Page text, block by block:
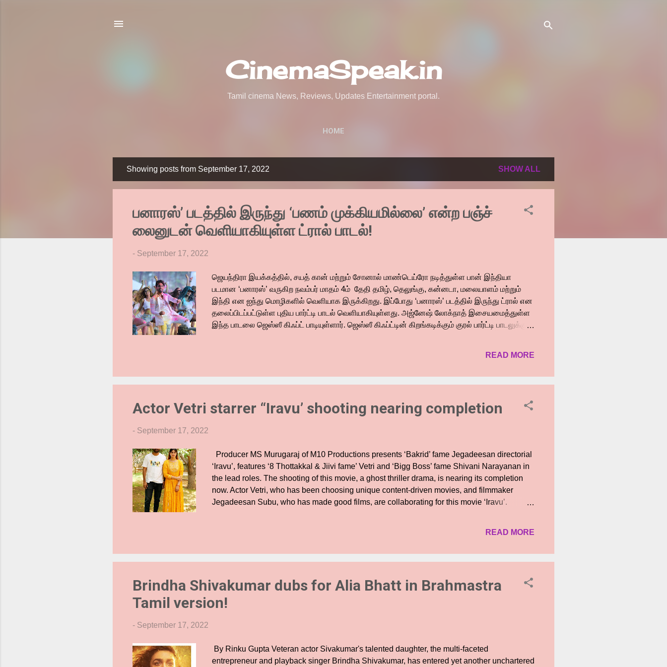
CinemaSpeak.in
Tamil cinema News, Reviews, Updates Entertainment portal.
HOME
o
Showing posts from September 17, 2022 SHOW ALL
பனாரஸ்’ படத்தில் இருந்து ‘பணம் முக்கியமில்லை’ என்ற பஞ்ச்
லைனுடன் வெளியாகியுள்ள ட்ரால் பாடல்!
- September 17, 2022
ஜெயந்திரா இயக்கத்தில், சயத் கான் மற்றும் சோனால் மாண்டெய்ரோ நடித்துள்ள பான் இந்தியா
படமான ‘பனாரஸ்’ வருகிற நவம்பர் மாதம் 4ம் தேதி தமிழ், தெலுங்கு, கன்னடா, மலையாளம் மற்றும்
இந்தி என ஐந்து மொழிகளில் வெளியாக இருக்கிறது. இப்போது ‘பனாரஸ்’ படத்தில் இருந்து ட்ரால் என
தலைப்பிடப்பட்டுள்ள புதிய பார்ட்டி பாடல் வெளியாகியுள்ளது. அஜ்னேஷ் லோக்நாத் இசையமைத்துள்ள
இந்த பாடலை ஜெஸ்ஸீ கிஃப்ட் பாடியுள்ளார். ஜெஸ்ஸீ கிஃப்ட்டின் கிறங்கடிக்கும் குரல் பார்ட்டி பாடலுக்கு
ட்ரெண்டிங்கில் உள்ளது. ’பனாரஸ்’ திரைப்படம் ஒரு புதிரான காதல் கதையை கொண்டது. படத்தின்
ஏற்படுத்தியுள்ளது. ஏற்கனவே படத்தின் மோஷன் போஸ்டர் மற்றும் இரண்டு பாடல்கள் வெளியாகியுள்ள
பாடல...
READ MORE
Actor Vetri starrer “Iravu’ shooting nearing completion
- September 17, 2022
Producer MS Murugaraj of M10 Productions presents ‘Bakrid’ fame Jegadeesan directorial
‘Iravu’, features ‘8 Thottakkal & Jiivi fame’ Vetri and ‘Bigg Boss’ fame Shivani Narayanan in
the lead roles. The shooting of this movie, a ghost thriller drama, is nearing its completion
now. Actor Vetri, who has been choosing unique content-driven movies, and filmmaker
Jegadeesan Subu, who has made good films, are collaborating for this movie ‘Iravu’.
witnessing the characters from his newly designed video game in reality during its launch.
has witnessed the release of many Horror movies, ‘Iravu’ will be an exceptional thriller
READ MORE
Brindha Shivakumar dubs for Alia Bhatt in Brahmastra
Tamil version!
- September 17, 2022
By Rinku Gupta Veteran actor Sivakumar's talented daughter, the multi-faceted
entrepreneur and playback singer Brindha Shivakumar, has entered yet another unchartered